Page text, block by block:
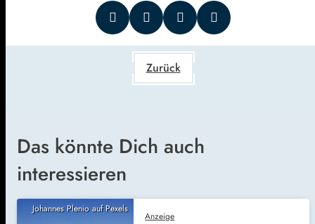
Zurück
Das könnte Dich auch
interessieren
Johannes Plenio auf Pexels
Anzeige